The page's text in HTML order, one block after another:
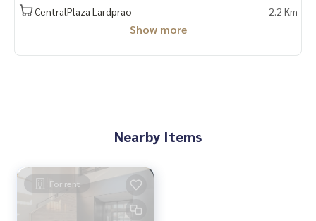
CentralPlaza Lardprao
2.2 Km
Show more
Nearby Items
For rent